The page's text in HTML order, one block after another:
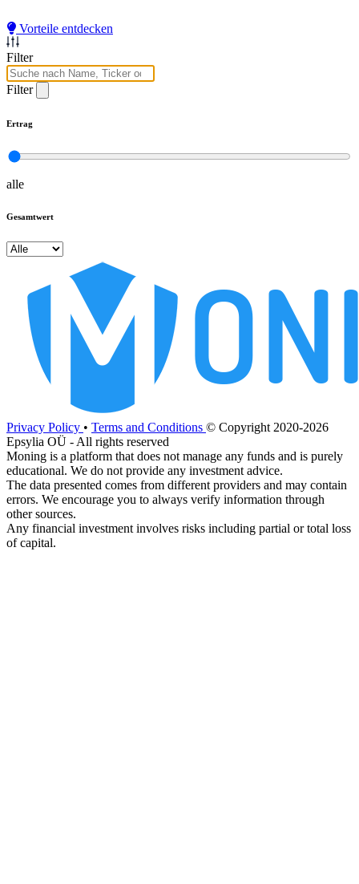
Vorteile entdecken
Filter
Filter
Ertrag
alle
Gesamtwert
Privacy Policy • Terms and Conditions © Copyright 2020-2026
Epsylia OÜ - All rights reserved
Moning is a platform that does not manage any funds and is purely
educational. We do not provide any investment advice.
The data presented comes from different providers and may contain
errors. We encourage you to always verify information through
other sources.
Any financial investment involves risks including partial or total loss
of capital.